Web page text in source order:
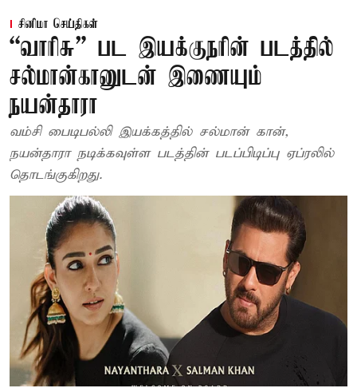
சினிமா செய்திகள்
“வாரிசு” பட இயக்குநரின் படத்தில்
சல்மான்கானுடன் இணையும்
நயன்தாரா
வம்சி பைடிபல்லி இயக்கத்தில் சல்மான் கான்,
நயன்தாரா நடிக்கவுள்ள படத்தின் படப்பிடிப்பு ஏப்ரலில்
தொடங்குகிறது.